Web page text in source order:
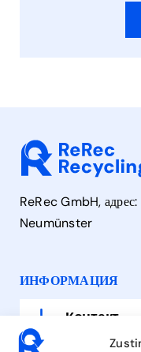
ReRec GmbH,
Neumünster
ИНФОРМАЦИЯ
Контакт